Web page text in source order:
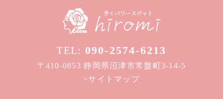
TEL: 090-2574-6213
〒410-0853 静岡県沼津市常盤町3-14-5
>サイトマップ